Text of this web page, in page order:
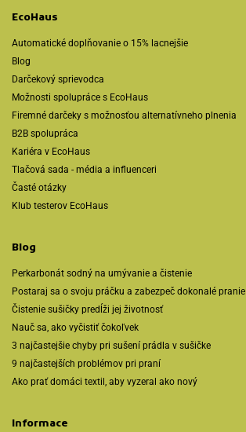
EcoHaus
Automatické doplňovanie o 15% lacnejšie
Blog
Darčekový sprievodca
Možnosti spolupráce s EcoHaus
Firemné darčeky s možnosťou alternatívneho plnenia
B2B spolupráca
Kariéra v EcoHaus
Tlačová sada - média a influenceri
Časté otázky
Klub testerov EcoHaus
Blog
Perkarbonát sodný na umývanie a čistenie
Postaraj sa o svoju práčku a zabezpeč dokonalé pranie
Čistenie sušičky predĺži jej životnosť
Nauč sa, ako vyčistiť čokoľvek
3 najčastejšie chyby pri sušení prádla v sušičke
9 najčastejších problémov pri praní
Ako prať domáci textil, aby vyzeral ako nový
Informace